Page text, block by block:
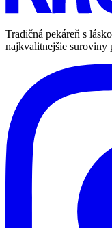
Tradičná pekáreň s
najkvalitnejšie suroviny